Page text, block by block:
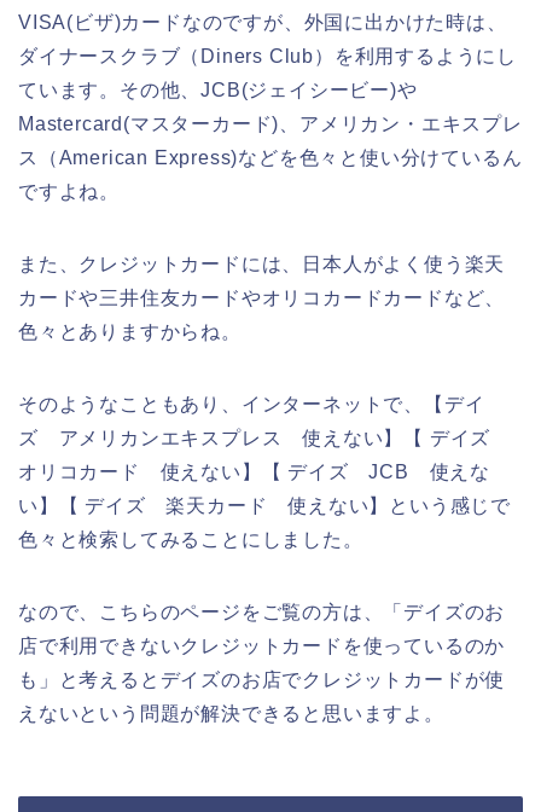
VISA(ビザ)カードなのですが、外国に出かけた時は、
ダイナースクラブ（Diners Club）を利用するようにし
ています。その他、JCB(ジェイシービー)や
Mastercard(マスターカード)、アメリカン・エキスプレ
ス（American Express)などを色々と使い分けているん
ですよね。
また、クレジットカードには、日本人がよく使う楽天
カードや三井住友カードやオリコカードカードなど、
色々とありますからね。
そのようなこともあり、インターネットで、【デイ
ズ アメリカンエキスプレス 使えない】【 デイズ
オリコカード 使えない】【 デイズ JCB 使えな
い】【 デイズ 楽天カード 使えない】という感じで
色々と検索してみることにしました。
なので、こちらのページをご覧の方は、「デイズのお
店で利用できないクレジットカードを使っているのか
も」と考えるとデイズのお店でクレジットカードが使
えないという問題が解決できると思いますよ。